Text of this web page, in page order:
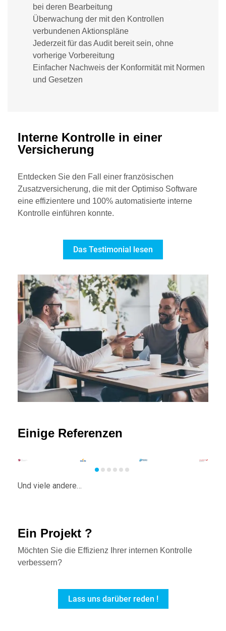
bei deren Bearbeitung
Überwachung der mit den Kontrollen
verbundenen Aktionspläne
Jederzeit für das Audit bereit sein, ohne
vorherige Vorbereitung
Einfacher Nachweis der Konformität mit Normen
und Gesetzen
Interne Kontrolle in einer
Versicherung
Entdecken Sie den Fall einer französischen
Zusatzversicherung, die mit der Optimiso Software
eine effizientere und 100% automatisierte interne
Kontrolle einführen konnte.
Das Testimonial lesen
Einige Referenzen
Und viele andere…
Ein Projekt ?
Möchten Sie die Effizienz Ihrer internen Kontrolle
verbessern?
Lass uns darüber reden !